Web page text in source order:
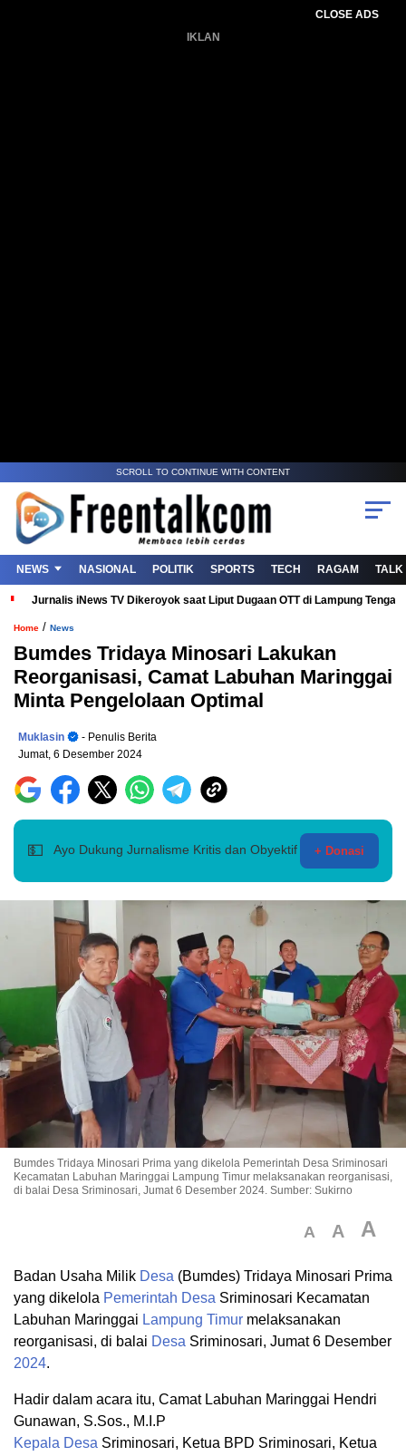
CLOSE ADS
IKLAN
SCROLL TO CONTINUE WITH CONTENT
NEWS NASIONAL POLITIK SPORTS TECH RAGAM TALK
Jurnalis iNews TV Dikeroyok saat Liput Dugaan OTT di Lampung
Home / News
Bumdes Tridaya Minosari Lakukan
Reorganisasi, Camat Labuhan Maringgai
Minta Pengelolaan Optimal
Muklasin
- Penulis Berita
Jumat, 6 Desember 2024
💵 Ayo Dukung Jurnalisme Kritis dan Obyektif + Donasi
Bumdes Tridaya Minosari Prima yang dikelola Pemerintah Desa Sriminosari
Kecamatan Labuhan Maringgai Lampung Timur melaksanakan reorganisasi,
di balai Desa Sriminosari, Jumat 6 Desember 2024. Sumber: Sukirno
A A A
Badan Usaha Milik Desa (Bumdes) Tridaya Minosari Prima
yang dikelola Pemerintah Desa Sriminosari Kecamatan
Labuhan Maringgai Lampung Timur melaksanakan
reorganisasi, di balai Desa Sriminosari, Jumat 6 Desember
2024.
Hadir dalam acara itu, Camat Labuhan Maringgai Hendri
Gunawan, S.Sos., M.I.P
Kepala Desa Sriminosari, Ketua BPD Sriminosari, Ketua